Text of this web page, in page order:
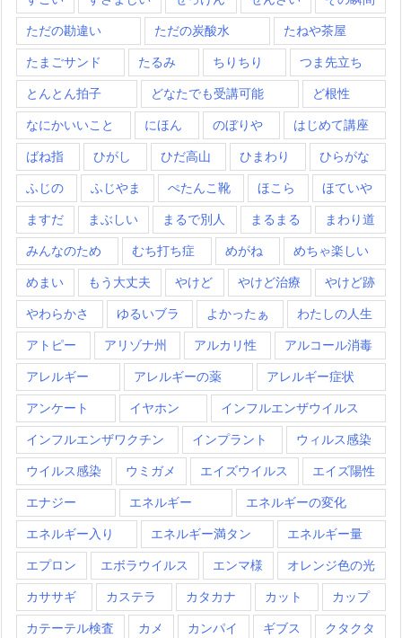
ただの勘違い ただの炭酸水 たねや茶屋
たまごサンド たるみ ちりちり つま先立ち
とんとん拍子 どなたでも受講可能 ど根性
なにかいいこと にほん のぼりや はじめて講座
ばね指 ひがし ひだ高山 ひまわり ひらがな
ふじの ふじやま ぺたんこ靴 ほこら ほていや
ますだ まぶしい まるで別人 まるまる まわり道
みんなのため むち打ち症 めがね めちゃ楽しい
めまい もう大丈夫 やけど やけど治療 やけど跡
やわらかさ ゆるいブラ よかったぁ わたしの人生
アトピー アリゾナ州 アルカリ性 アルコール消毒
アレルギー アレルギーの薬 アレルギー症状
アンケート イヤホン インフルエンザウイルス
インフルエンザワクチン インプラント ウィルス感染
ウイルス感染 ウミガメ エイズウイルス エイズ陽性
エナジー エネルギー エネルギーの変化
エネルギー入り エネルギー満タン エネルギー量
エプロン エボラウイルス エンマ様 オレンジ色の光
カササギ カステラ カタカナ カット カップ
カテーテル検査 カメ カンパイ ギブス クタクタ